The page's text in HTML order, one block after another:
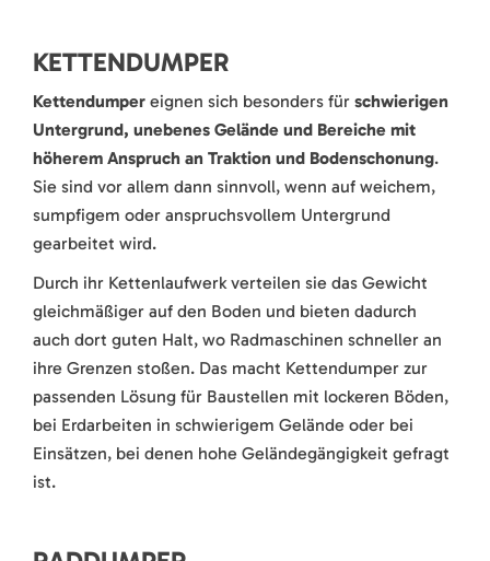
KETTENDUMPER
Kettendumper eignen sich besonders für schwierigen
Untergrund, unebenes Gelände und Bereiche mit
höherem Anspruch an Traktion und Bodenschonung.
Sie sind vor allem dann sinnvoll, wenn auf weichem,
sumpfigem oder anspruchsvollem Untergrund
gearbeitet wird.
Durch ihr Kettenlaufwerk verteilen sie das Gewicht
gleichmäßiger auf den Boden und bieten dadurch
auch dort guten Halt, wo Radmaschinen schneller an
ihre Grenzen stoßen. Das macht Kettendumper zur
passenden Lösung für Baustellen mit lockeren Böden,
bei Erdarbeiten in schwierigem Gelände oder bei
Einsätzen, bei denen hohe Geländegängigkeit gefragt
ist.